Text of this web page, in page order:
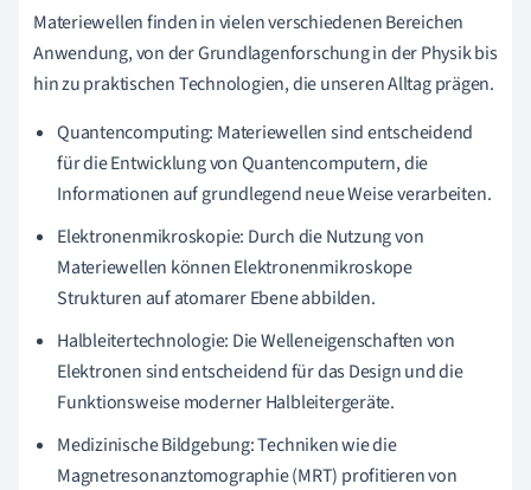
Materiewellen finden in vielen verschiedenen Bereichen
Anwendung, von der Grundlagenforschung in der Physik bis
hin zu praktischen Technologien, die unseren Alltag prägen.
Quantencomputing: Materiewellen sind entscheidend
für die Entwicklung von Quantencomputern, die
Informationen auf grundlegend neue Weise verarbeiten.
Elektronenmikroskopie: Durch die Nutzung von
Materiewellen können Elektronenmikroskope
Strukturen auf atomarer Ebene abbilden.
Halbleitertechnologie: Die Welleneigenschaften von
Elektronen sind entscheidend für das Design und die
Funktionsweise moderner Halbleitergeräte.
Medizinische Bildgebung: Techniken wie die
Magnetresonanztomographie (MRT) profitieren von